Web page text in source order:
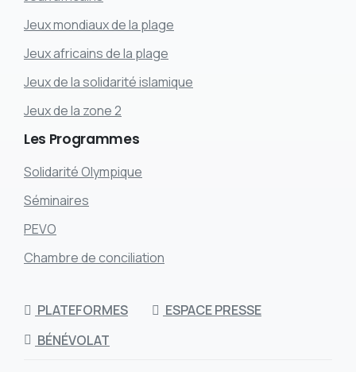
Jeux mondiaux de la plage
Jeux africains de la plage
Jeux de la solidarité islamique
Jeux de la zone 2
Les Programmes
Solidarité Olympique
Séminaires
PEVO
Chambre de conciliation
PLATEFORMES
ESPACE PRESSE
BÉNÉVOLAT